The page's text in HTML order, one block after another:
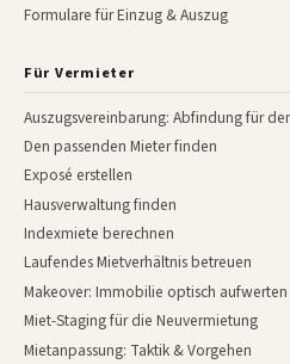
Formulare für Einzug & Auszug
Für Vermieter
Auszugsvereinbarung: Abfindung für
Den passenden Mieter finden
Exposé erstellen
Hausverwaltung finden
Indexmiete berechnen
Laufendes Mietverhältnis betreuen
Makeover: Immobilie optisch aufwerten
Miet-Staging für die Neuvermietung
Mietanpassung: Taktik & Vorgehen